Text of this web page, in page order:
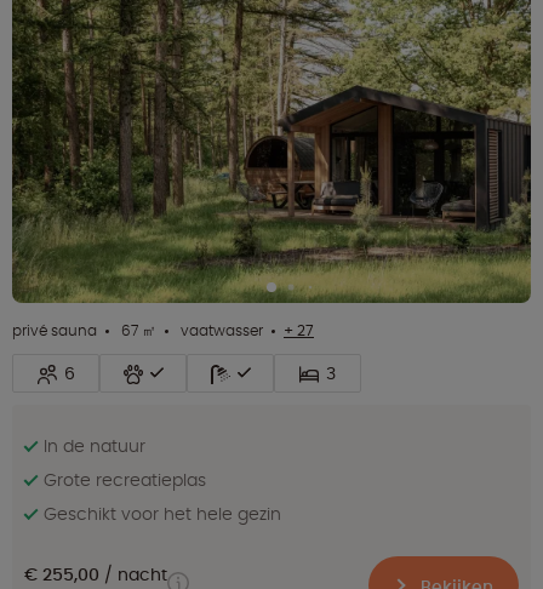
privé sauna 67 ㎡ vaatwasser + 27
6 3
In de natuur
Grote recreatieplas
Geschikt voor het hele gezin
€ 255,00 nacht